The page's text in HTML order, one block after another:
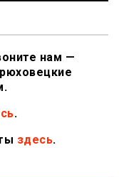
нам —
.
здесь.